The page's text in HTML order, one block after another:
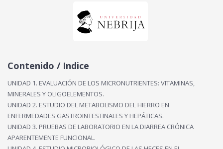
Contenido / Indice
UNIDAD 1. EVALUACIÓN DE LOS MICRONUTRIENTES: VITAMINAS,
MINERALES Y OLIGOELEMENTOS.
UNIDAD 2. ESTUDIO DEL METABOLISMO DEL HIERRO EN
ENFERMEDADES GASTROINTESTINALES Y HEPÁTICAS.
UNIDAD 3. PRUEBAS DE LABORATORIO EN LA DIARREA CRÓNICA
APARENTEMENTE FUNCIONAL.